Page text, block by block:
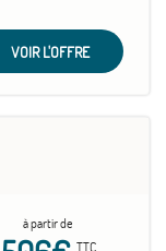
VOIR L'OFFRE
à partir de
TTC